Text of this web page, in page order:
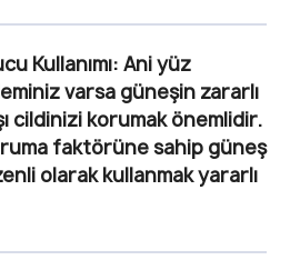
Kullanımı: Ani yüz
varsa güneşin zararlı
cildinizi korumak önemlidir.
faktörüne sahip güneş
olarak kullanmak yararlı